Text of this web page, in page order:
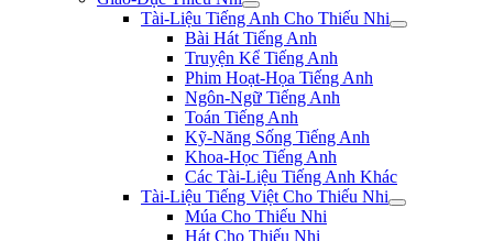
Tài-Liệu Tiếng Anh Cho Thiếu Nhi
Bài Hát Tiếng Anh
Truyện Kể Tiếng Anh
Phim Hoạt-Họa Tiếng Anh
Ngôn-Ngữ Tiếng Anh
Toán Tiếng Anh
Kỹ-Năng Sống Tiếng Anh
Khoa-Học Tiếng Anh
Các Tài-Liệu Tiếng Anh Khác
Tài-Liệu Tiếng Việt Cho Thiếu Nhi
Múa Cho Thiếu Nhi
Hát Cho Thiếu Nhi